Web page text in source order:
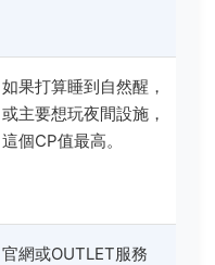
如果打算睡到自然醒，
或主要想玩夜間設施，
這個CP值最高。
官網或OUTLET服務